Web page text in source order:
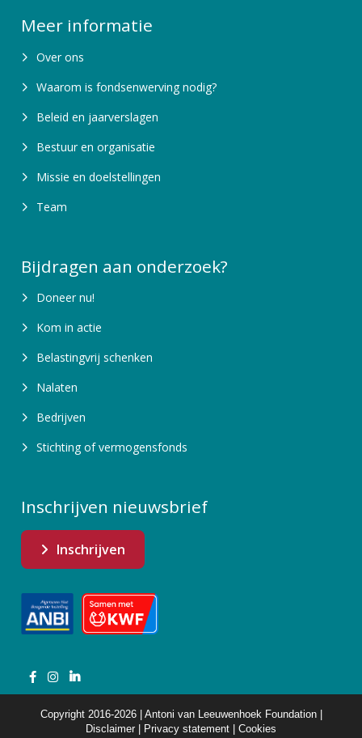
Meer informatie
Over ons
Waarom is fondsenwerving nodig?
Beleid en jaarverslagen
Bestuur en organisatie
Missie en doelstellingen
Team
Bijdragen aan onderzoek?
Doneer nu!
Kom in actie
Belastingvrij schenken
Nalaten
Bedrijven
Stichting of vermogensfonds
Inschrijven nieuwsbrief
Inschrijven
Copyright 2016-2026 | Antoni van Leeuwenhoek Foundation |
Disclaimer
Privacy statement Cookies